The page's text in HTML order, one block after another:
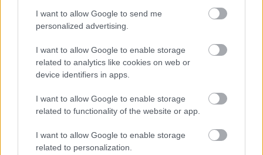
I want to allow Google to send me
personalized advertising.
I want to allow Google to enable storage
related to analytics like cookies on web or
device identifiers in apps.
I want to allow Google to enable storage
related to functionality of the website or app.
I want to allow Google to enable storage
related to personalization.
Látlelet a hazai víziközművekről?
Egyetlen, fél évszázados vezetéken
múlt Bicske vízellátása
Épített öröksége megújításával is készül
évfordulójára
A tengerfenék alatt négy óriáskábellel
kötik össze Spanyolország és